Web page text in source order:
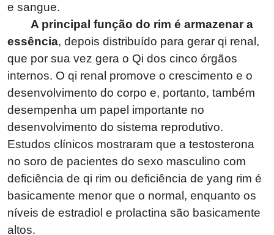
e sangue.
A principal função do rim é armazenar a
essência, depois distribuído para gerar qi renal,
que por sua vez gera o Qi dos cinco órgãos
internos. O qi renal promove o crescimento e o
desenvolvimento do corpo e, portanto, também
desempenha um papel importante no
desenvolvimento do sistema reprodutivo.
Estudos clínicos mostraram que a testosterona
no soro de pacientes do sexo masculino com
deficiência de qi rim ou deficiência de yang rim é
basicamente menor que o normal, enquanto os
níveis de estradiol e prolactina são basicamente
altos.